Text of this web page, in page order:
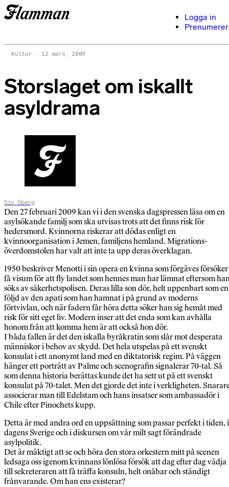
Logga in
Kultur 12 mars, 2009
Storslaget om iskallt
asyldrama
Siv Öberg
Den 27 februari 2009 kan vi i den svenska dagspressen läsa om en
asylsökande familj som ska utvisas trots att det finns risk för
hedersmord. Kvinnorna riskerar att dödas enligt en
kvinnoorganisation i Jemen, familjens hemland. Migrations­
överdomstolen har valt att inte ta upp deras överklagan.
1950 beskriver Menotti i sin opera en kvinna som förgäves försöker
få visum för att fly landet som hennes man har lämnat eftersom
söks av säkerhetspolisen. Deras lilla son dör, helt uppenbart som en
följd av den apati som han hamnat i på grund av moderns
förtvivlan, och när fadern får höra detta söker han sig hemåt med
risk för sitt eget liv. Modern inser att det enda som kan avhålla
honom från att komma hem är att också hon dör.
I båda fallen är det den iskalla byråkratin som slår mot desperata
människor i behov av skydd. Det hela utspelas på ett svenskt
konsulat i ett anonymt land med en diktatorisk regim. På väggen
hänger ett porträtt av Palme och scenografin signalerar 70-tal. Så
som denna historia berättas kunde det ha sett ut på ett svenskt
konsulat på 70-talet. Men det gjorde det inte i verkligheten.
associerar man till Edelstam och hans insatser som ambassadör i
Chile efter Pinochets kupp.
Detta är med andra ord en uppsättning som passar perfekt i tiden, i
dagens Sverige och i diskursen om vår milt sagt förändrade
asylpolitik.
Det är mäktigt att se och höra den stora orkestern mitt på scenen
ledsaga oss igenom kvinnans lönlösa försök att dag efter dag vädja
till sekreteraren att få träffa konsuln, helt onåbar och ständigt
frånvarande. Om han ens existerar?